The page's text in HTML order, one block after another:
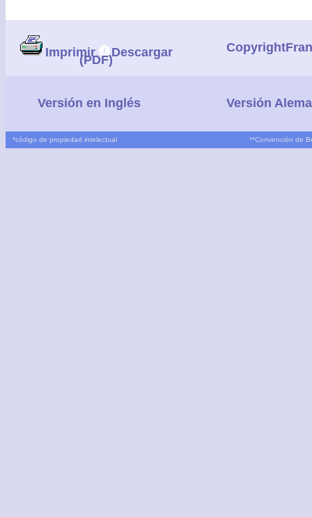
Imprimir| Descargar
(PDF)
Versión en Inglés Versión
*código de propiedad intelectual **Convención de